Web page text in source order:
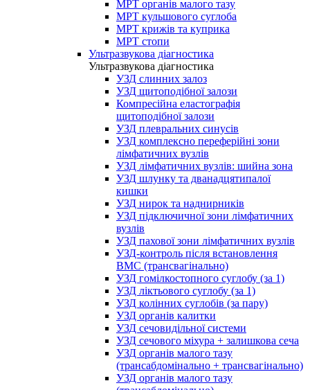
МРТ органів малого тазу
МРТ кульшового суглоба
МРТ крижів та куприка
МРТ стопи
Ультразвукова діагностика
Ультразвукова діагностика
УЗД слинних залоз
УЗД щитоподібної залози
Компресійна еластографія
щитоподібної залози
УЗД плевральних синусів
УЗД комплексно переферійні зони
лімфатичних вузлів
УЗД лімфатичних вузлів: шийна зона
УЗД шлунку та дванадцятипалої
кишки
УЗД нирок та наднирників
УЗД підключичної зони лімфатичних
вузлів
УЗД пахової зони лімфатичних вузлів
УЗД-контроль після встановлення
ВМС (трансвагінально)
УЗД гомілкостопного суглобу (за 1)
УЗД ліктьового суглобу (за 1)
УЗД колінних суглобів (за пару)
УЗД органів калитки
УЗД сечовидільної системи
УЗД сечового міхура + залишкова сеча
УЗД органів малого тазу
(трансабдомінально + трансвагінально)
УЗД органів малого тазу